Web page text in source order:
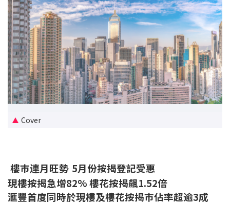
免費開戶轉介服務
私人貸款
優惠禮遇
新盤優越按揭優惠
中原按揭標籤優惠
按揭工具
按揭計算
Cover
樓巿連月旺勢 5月份按揭登記受惠
現樓按揭急增82% 樓花按揭飆1.52倍
滙豐首度同時於現樓及樓花按揭巿佔率超逾3成